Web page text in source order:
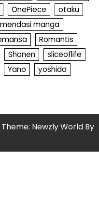
OnePiece
otaku
manga
Romantis
Shonen
sliceoflife
Yano yoshida
Theme: Newzly World By